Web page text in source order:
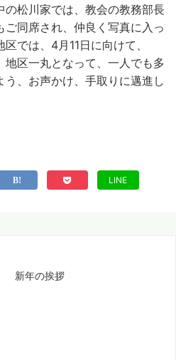
の松川家では、教会の教務部長
ご同席され、仲良く写真に入っ
区では、4月11日に向けて、
地区一丸となって、一人でも多
う、お声かけ、手取りに邁進し
LINE
新年の挨拶